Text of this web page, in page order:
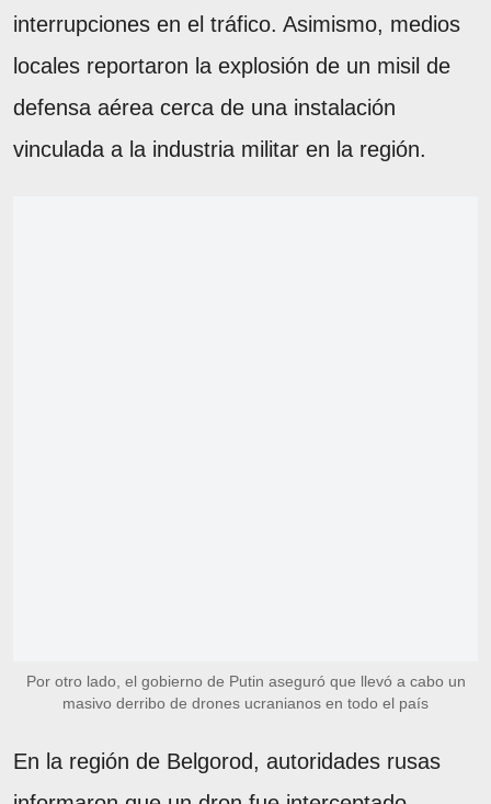
interrupciones en el tráfico. Asimismo, medios
locales reportaron la explosión de un misil de
defensa aérea cerca de una instalación
vinculada a la industria militar en la región.
Por otro lado, el gobierno de Putin aseguró que llevó a cabo un
masivo derribo de drones ucranianos en todo el país
En la región de Belgorod, autoridades rusas